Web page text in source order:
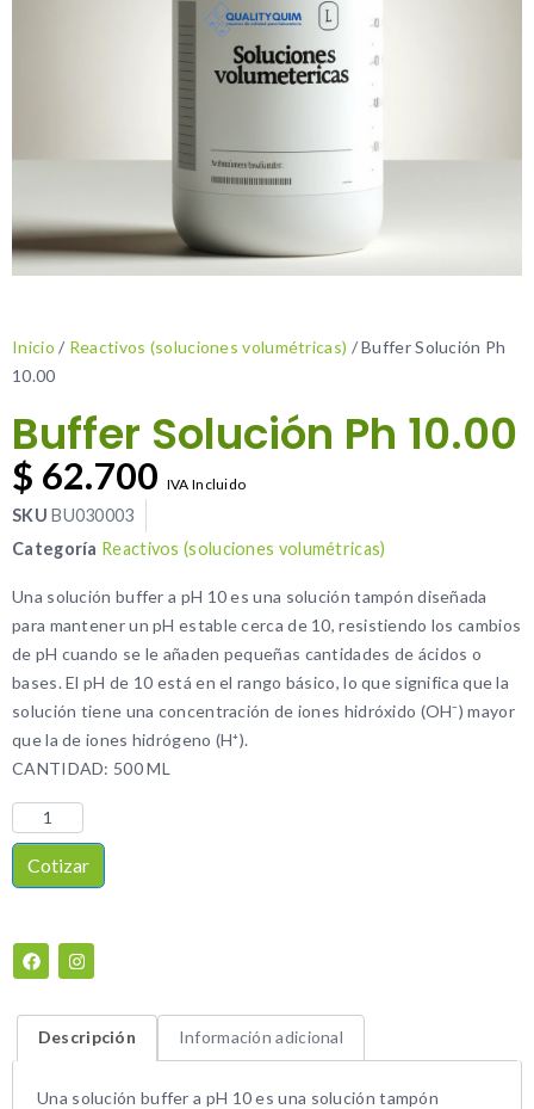
Inicio / Reactivos (soluciones volumétricas) / Buffer Solución Ph
10.00
Buffer Solución Ph 10.00
$ 62.700 IVA Incluido
SKUBU030003
Categoría Reactivos (soluciones volumétricas)
Una solución buffer a pH 10 es una solución tampón diseñada
para mantener un pH estable cerca de 10, resistiendo los cambios
de pH cuando se le añaden pequeñas cantidades de ácidos o
bases. El pH de 10 está en el rango básico, lo que significa que la
solución tiene una concentración de iones hidróxido (OH⁻) mayor
que la de iones hidrógeno (H⁺).
CANTIDAD: 500 ML
Cotizar
Descripción Información adicional
Una solución buffer a pH 10 es una solución tampón